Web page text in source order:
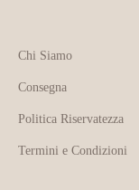
Chi Siamo
Consegna
Politica Riservatezza
Termini e Condizioni